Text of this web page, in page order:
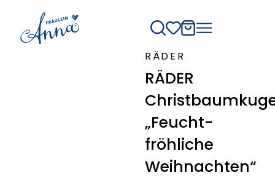
RÄDER
RÄDER
„Feucht-
fröhliche
Weihnachten“